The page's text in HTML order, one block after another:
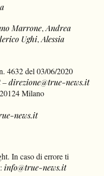
Marrone,Andrea
Ughi,Alessia
4632 del 03/06/2020
–direzione@true-news.it
Milano
news.it
In caso di errore ti
info@true-news.it